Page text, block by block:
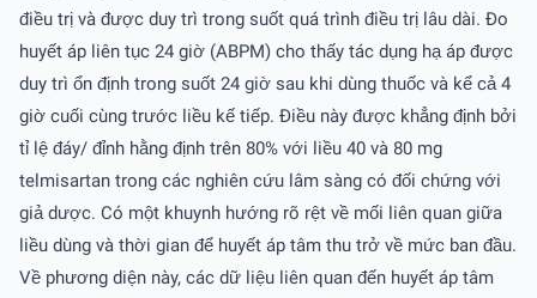
điều trị và được duy trì trong suốt quá trình điều trị lâu dài. Ðo
huyết áp liên tục 24 giờ (ABPM) cho thấy tác dụng hạ áp được
duy trì ổn định trong suốt 24 giờ sau khi dùng thuốc và kể cả 4
giờ cuối cùng trước liều kế tiếp. Ðiều này được khẳng định bởi
tỉ lệ đáy/ đỉnh hằng định trên 80% với liều 40 và 80 mg
telmisartan trong các nghiên cứu lâm sàng có đối chứng với
giả dược. Có một khuynh hướng rõ rệt về mối liên quan giữa
liều dùng và thời gian để huyết áp tâm thu trở về mức ban đầu.
Về phương diện này, các dữ liệu liên quan đến huyết áp tâm